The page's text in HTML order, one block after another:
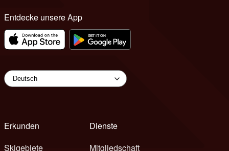
Entdecke unsere App
Erkunden
Skigebiete
Dienste
Mitgliedschaft